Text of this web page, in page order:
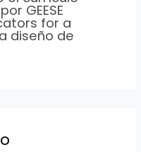
GEESE
for a
diseño de